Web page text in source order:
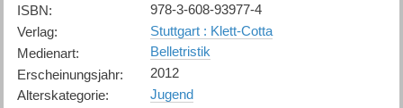
ISBN:
978-3-608-93977-4
Verlag:
Stuttgart : Klett-Cotta
Medienart:
Belletristik
Erscheinungsjahr:
2012
Alterskategorie: Jugend